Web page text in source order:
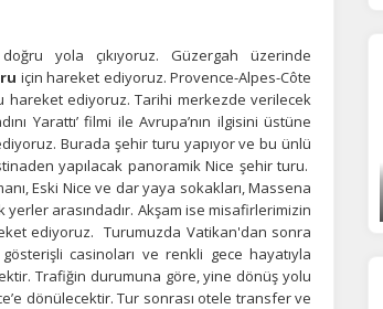
kullandığını anonim olarak ölçeriz. Hangi
ve kullanıcıların nerede zorluk yaşadığını
olur.
uygun reklamlar göstermek için kullanılır.
görmeye devam edersiniz, ancak daha az
doğru yola çıkıyoruz. Güzergah üzerinde
için hareket ediyoruz. Provence-Alpes-Côte
hareket ediyoruz. Tarihi merkezde verilecek
Yarattı’ filmi ile Avrupa’nın ilgisini üstüne
Burada şehir turu yapıyor ve bu ünlü
yapılacak panoramik Nice şehir turu.
Eski Nice ve dar yaya sokakları, Massena
yerler arasındadır. Akşam ise misafirlerimizin
ediyoruz. Turumuzda Vatikan'dan sonra
casinoları ve renkli gece hayatıyla
Trafiğin durumuna göre, yine dönüş yolu
dönülecektir. Tur sonrası otele transfer ve